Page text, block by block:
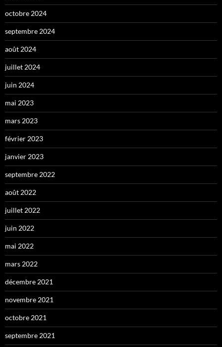
octobre 2024
septembre 2024
août 2024
juillet 2024
juin 2024
mai 2023
mars 2023
février 2023
janvier 2023
septembre 2022
août 2022
juillet 2022
juin 2022
mai 2022
mars 2022
décembre 2021
novembre 2021
octobre 2021
septembre 2021